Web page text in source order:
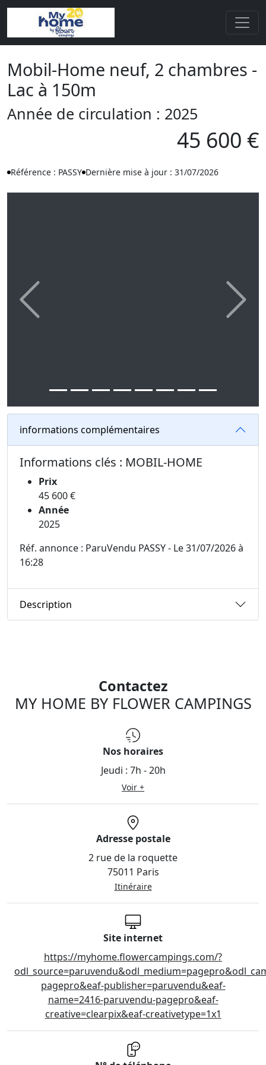
Mobil-Home neuf, 2 chambres -
Lac à 150m
Année de circulation : 2025
45 600 €
Référence : PASSY Dernière mise à jour : 31/07/2026
Previous Next
informations complémentaires
Informations clés : MOBIL-HOME
Prix
45 600 €
Année
2025
Réf. annonce : ParuVendu PASSY - Le 31/07/2026 à
16:28
Description
Contactez
MY HOME BY FLOWER CAMPINGS
Nos horaires
Jeudi : 7h - 20h
Voir +
Adresse postale
2 rue de la roquette
75011 Paris
Itinéraire
Site internet
https://myhome.flowercampings.com/?
pagepro&eaf-publisher=paruvendu&eaf-
name=2416-paruvendu-pagepro&eaf-
creative=clearpix&eaf-creativetype=1x1